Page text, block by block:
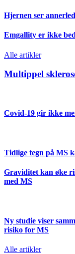
Hjernen ser
Emgallity er ikke
Alle artikler
Multippel
Covid-19 gir ikke
Tidlige tegn på MS
Graviditet kan øke
med MS
Ny studie viser
risiko for MS
Alle artikler